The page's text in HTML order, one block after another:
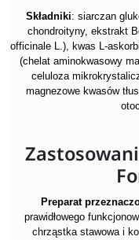
Składniki: siarczan
chondroityny, ekstrakt
officinale L.), kwas L-
(chelat aminokwasowy
celuloza
magnezowe kwasów
Preparat
prawidłowego
chrząstka stawowa i